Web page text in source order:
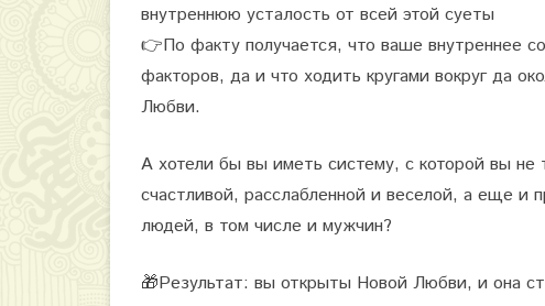
о
и
ч
внутреннюю усталость от всей этой суеты
👉По факту получается, что ваше внутреннее
факторов, да и что ходить кругами вокруг да
Любви.
А хотели бы вы иметь систему, с которой вы не
счастливой, расслабленной и веселой, а еще и
людей, в том числе и мужчин?
🎁Результат: вы открыты Новой Любви, и она